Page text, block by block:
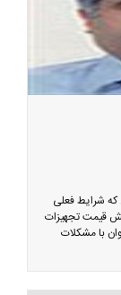
که شرایط فعلی
قیمت تجهیزات
با مشکلات